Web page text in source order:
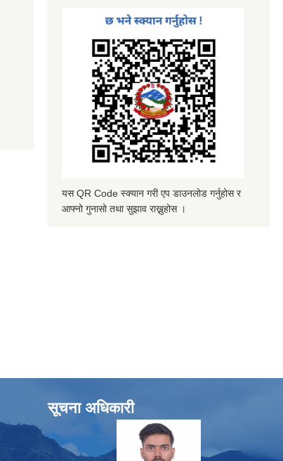
यस QR Code स्क्यान गरी एप डाउनलोड गर्नुहोस र
आफ्नो गुनासो तथा सुझाव राख्नुहोस ।
सूचना अधिकारी